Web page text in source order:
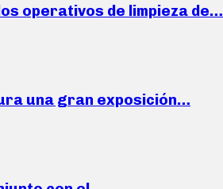
operativos de limpieza de…
una gran exposición…